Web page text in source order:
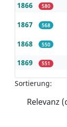
1866 580
1867 568
1868 550
1869 551
Sortierung: